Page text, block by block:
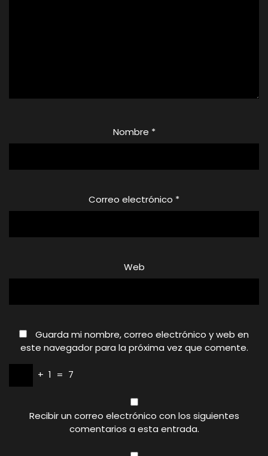
Nombre *
Correo electrónico *
Web
Guarda mi nombre, correo electrónico y web en
este navegador para la próxima vez que comente.
+ 1 = 7
Recibir un correo electrónico con los siguientes
comentarios a esta entrada.